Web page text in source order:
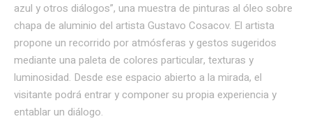
azul y otros diálogos”, una muestra de pinturas al óleo sobre
chapa de aluminio del artista Gustavo Cosacov. El artista
propone un recorrido por atmósferas y gestos sugeridos
mediante una paleta de colores particular, texturas y
luminosidad. Desde ese espacio abierto a la mirada, el
visitante podrá entrar y componer su propia experiencia y
entablar un diálogo.